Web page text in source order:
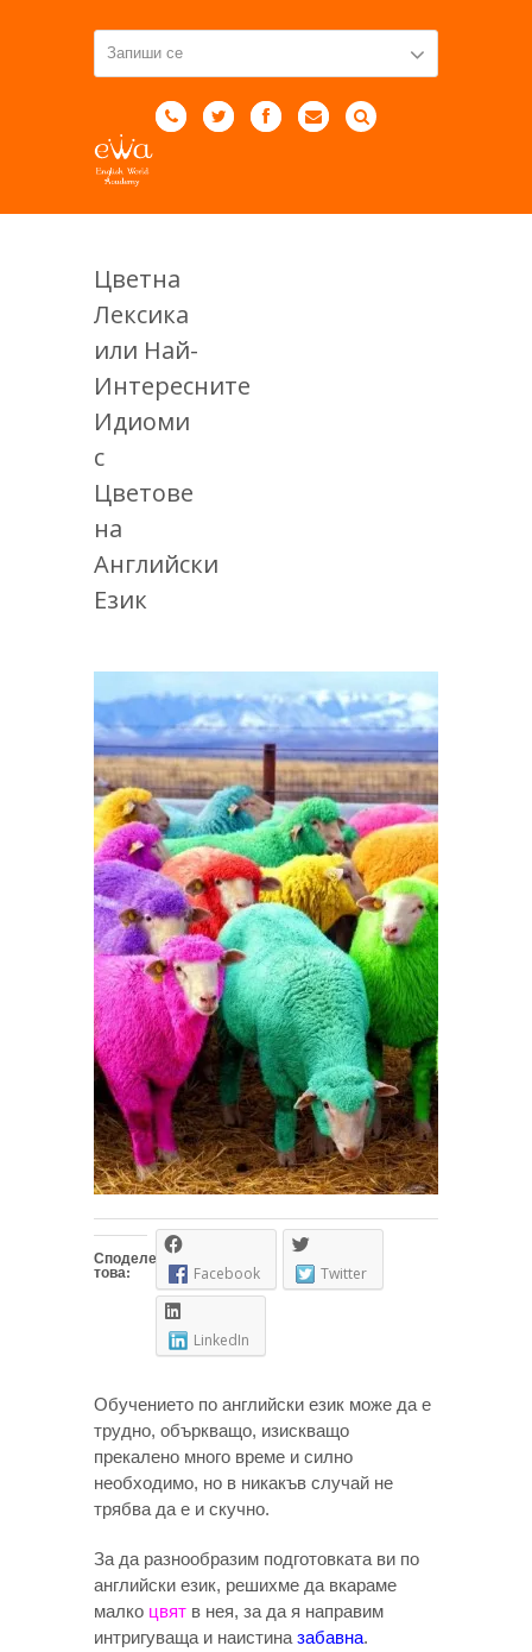
Цветна
Лексика
или Най-
Интересните
Идиоми
с
Цветове
на
Английски
Език
Споделете
това: Facebook Twitter
LinkedIn
Обучението по английски език може да е
трудно, объркващо, изискващо
прекалено много време и силно
необходимо, но в никакъв случай не
трябва да е и скучно.
За да разнообразим подготовката ви по
английски език, решихме да вкараме
малко цвят в нея, за да я направим
интригуваща и наистина забавна.